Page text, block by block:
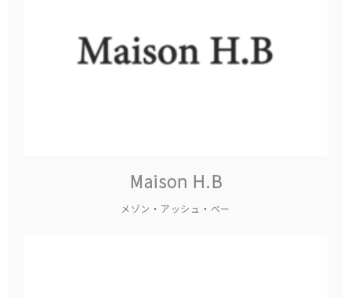
Maison H.B
メゾン・アッシュ・ベー